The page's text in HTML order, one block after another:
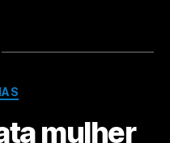
mulher